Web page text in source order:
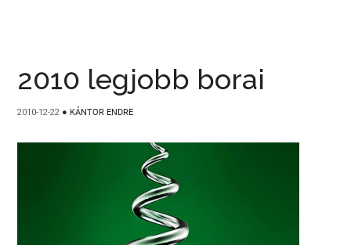
2010 legjobb borai
2010-12-22 ● KÁNTOR ENDRE